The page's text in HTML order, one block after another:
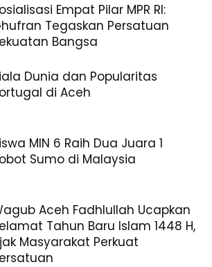
Empat Pilar MPR RI:
Tegaskan Persatuan
Bangsa
Dunia dan Popularitas
di Aceh
MIN 6 Raih Dua Juara 1
Sumo di Malaysia
Aceh Fadhlullah Ucapkan
Tahun Baru Islam 1448 H,
Masyarakat Perkuat